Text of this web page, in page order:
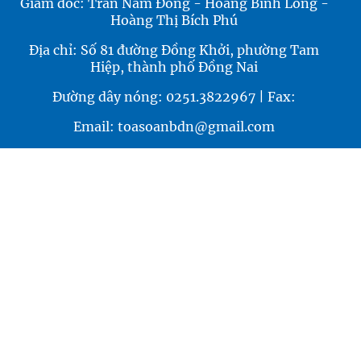
Giám đốc: Trần Nam Đông - Hoàng Bình Long -
Hoàng Thị Bích Phú
Địa chỉ: Số 81 đường Đồng Khởi, phường Tam
Hiệp, thành phố Đồng Nai
Đường dây nóng: 0251.3822967 | Fax:
Email: toasoanbdn@gmail.com